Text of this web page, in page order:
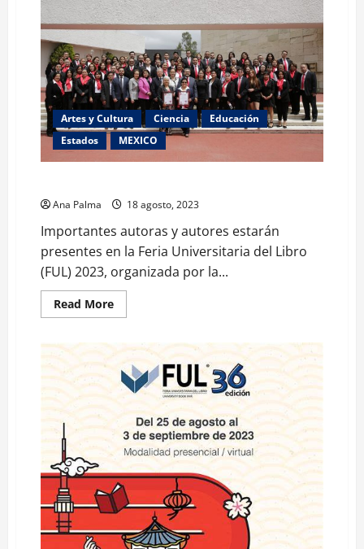
tendrá
venta
nocturna
Artes y Cultura Ciencia
Educación
Estados
MEXICO
Ana Palma 18 agosto, 2023
Importantes autoras y autores estarán
presentes en la Feria Universitaria del Libro
(FUL) 2023, organizada por la...
Read MoreRead
more
FUL
2023
destacados
autores